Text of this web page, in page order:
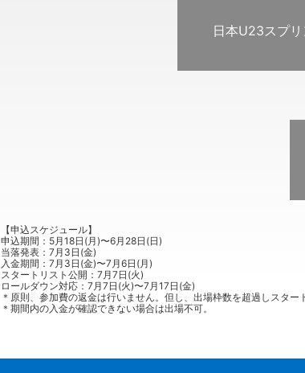
日本U23スプ
【申込スケジュール】
申込期間：5月18日(月)〜6月28日(日)
当落発表：7月3日(金)
入金期間：7月3日(金)〜7月6日(月)
スタートリスト公開：7月7日(火)
ロールダウン対応：7月7日(火)〜7月17日(金)
＊原則、参加費の返金は行いません。但し、出場枠数を超過しスタ
＊期間内の入金が確認できない場合は出場不可。